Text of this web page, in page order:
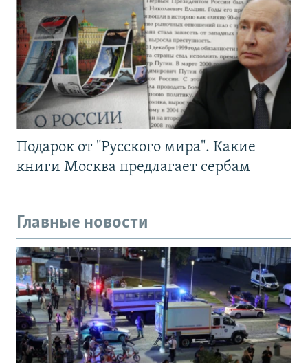
Подарок от "Русского мира". Какие
книги Москва предлагает сербам
Главные новости